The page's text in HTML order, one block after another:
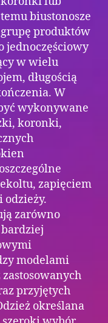
biustonosze
produktów
jednoczęściowy
w wielu
długością
W
wykonywane
koronki,
zapięciem
odzieży.
zarówno
modelami
przyjętych
określana